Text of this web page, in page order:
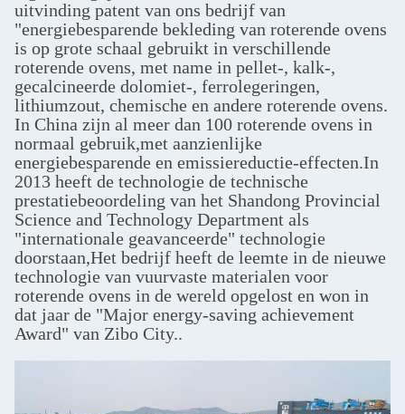
uitvinding patent van ons bedrijf van
"energiebesparende bekleding van roterende ovens
is op grote schaal gebruikt in verschillende
roterende ovens, met name in pellet-, kalk-,
gecalcineerde dolomiet-, ferrolegeringen,
lithiumzout, chemische en andere roterende ovens.
In China zijn al meer dan 100 roterende ovens in
normaal gebruik,met aanzienlijke
energiebesparende en emissiereductie-effecten.In
2013 heeft de technologie de technische
prestatiebeoordeling van het Shandong Provincial
Science and Technology Department als
"internationale geavanceerde" technologie
doorstaan,Het bedrijf heeft de leemte in de nieuwe
technologie van vuurvaste materialen voor
roterende ovens in de wereld opgelost en won in
dat jaar de "Major energy-saving achievement
Award" van Zibo City..